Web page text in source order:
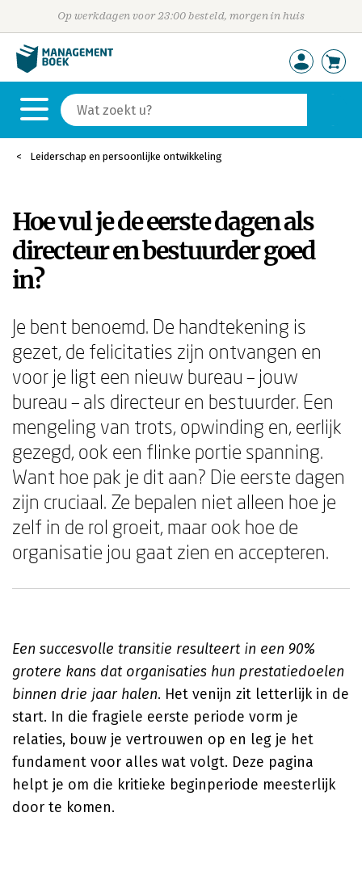
Op werkdagen voor 23:00 besteld, morgen in huis
Leiderschap en persoonlijke ontwikkeling
Hoe vul je de eerste dagen als
directeur en bestuurder goed
in?
Je bent benoemd. De handtekening is
gezet, de felicitaties zijn ontvangen en
voor je ligt een nieuw bureau – jouw
bureau – als directeur en bestuurder. Een
mengeling van trots, opwinding en, eerlijk
gezegd, ook een flinke portie spanning.
Want hoe pak je dit aan? Die eerste dagen
zijn cruciaal. Ze bepalen niet alleen hoe je
zelf in de rol groeit, maar ook hoe de
organisatie jou gaat zien en accepteren.
Een succesvolle transitie resulteert in een 90%
grotere kans dat organisaties hun prestatiedoelen
binnen drie jaar halen. Het venijn zit letterlijk in de
start. In die fragiele eerste periode vorm je
relaties, bouw je vertrouwen op en leg je het
fundament voor alles wat volgt. Deze pagina
helpt je om die kritieke beginperiode meesterlijk
door te komen.